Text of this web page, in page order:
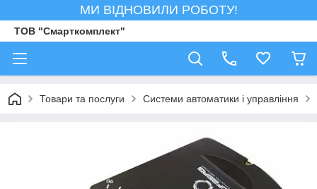
МИ ВІДНОВИЛИ РОБОТУ!
ТОВ "Смарткомплект"
Товари та послуги Системи автоматики і управління